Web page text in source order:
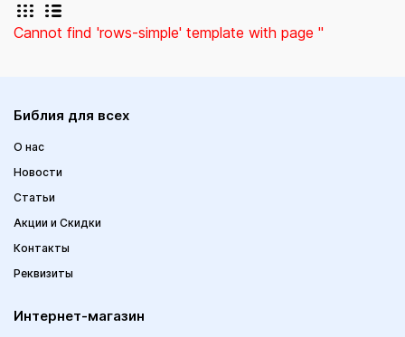
Cannot find 'rows-simple' template with page ''
Библия для всех
О нас
Новости
Статьи
Акции и Скидки
Контакты
Реквизиты
Интернет-магазин